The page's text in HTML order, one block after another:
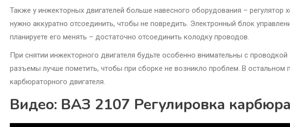
Также у инжекторных двигателей больше навесного оборудования – регулятор
нужно аккуратно отсоединить, чтобы не повредить. Электронный блок
планируете его менять – достаточно отсоединить колодку проводов.
При снятии инжекторного двигателя будьте особенно внимательны с
разъемы лучше пометить, чтобы при сборке не возникло проблем. В остальном
карбюраторного двигателя.
Видео: ВАЗ 2107 Регулировка